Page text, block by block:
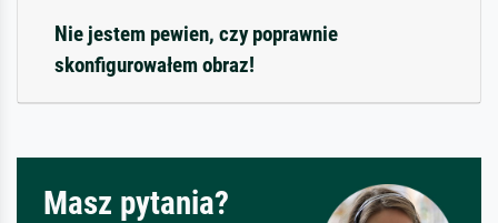
Nie jestem pewien, czy poprawnie
skonfigurowałem obraz!
Masz pytania?